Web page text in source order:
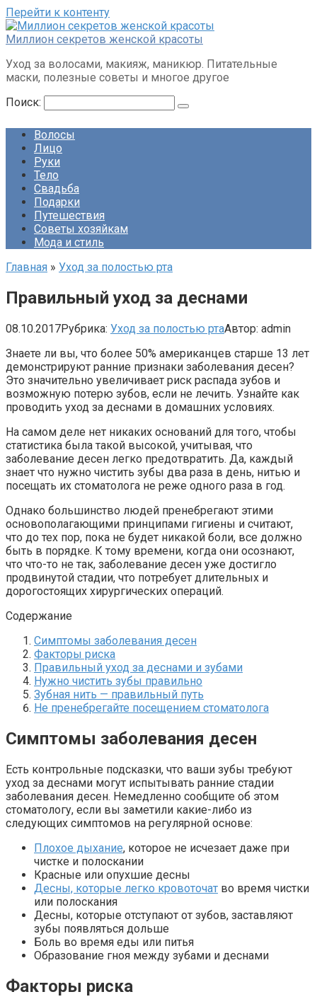
Перейти к контенту
Миллион секретов женской красоты
Уход за волосами, макияж, маникюр. Питательные
маски, полезные советы и многое другое
Поиск:
Волосы
Лицо
Руки
Тело
Свадьба
Подарки
Путешествия
Советы хозяйкам
Мода и стиль
Главная » Уход за полостью рта
Правильный уход за деснами
08.10.2017Рубрика: Уход за полостью ртаАвтор: admin
Знаете ли вы, что более 50% американцев старше 13 лет
демонстрируют ранние признаки заболевания десен?
Это значительно увеличивает риск распада зубов и
возможную потерю зубов, если не лечить. Узнайте как
проводить уход за деснами в домашних условиях.
На самом деле нет никаких оснований для того, чтобы
статистика была такой высокой, учитывая, что
заболевание десен легко предотвратить. Да, каждый
знает что нужно чистить зубы два раза в день, нитью и
посещать их стоматолога не реже одного раза в год.
Однако большинство людей пренебрегают этими
основополагающими принципами гигиены и считают,
что до тех пор, пока не будет никакой боли, все должно
быть в порядке. К тому времени, когда они осознают,
что что-то не так, заболевание десен уже достигло
продвинутой стадии, что потребует длительных и
дорогостоящих хирургических операций.
Содержание
Симптомы заболевания десен
Факторы риска
Правильный уход за деснами и зубами
Нужно чистить зубы правильно
Зубная нить — правильный путь
Не пренебрегайте посещением стоматолога
Симптомы заболевания десен
Есть контрольные подсказки, что ваши зубы требуют
уход за деснами могут испытывать ранние стадии
заболевания десен. Немедленно сообщите об этом
стоматологу, если вы заметили какие-либо из
следующих симптомов на регулярной основе:
Плохое дыхание, которое не исчезает даже при
чистке и полоскании
Красные или опухшие десны
Десны, которые легко кровоточат во время чистки
или полоскания
Десны, которые отступают от зубов, заставляют
зубы появляться дольше
Боль во время еды или питья
Образование гноя между зубами и деснами
Факторы риска